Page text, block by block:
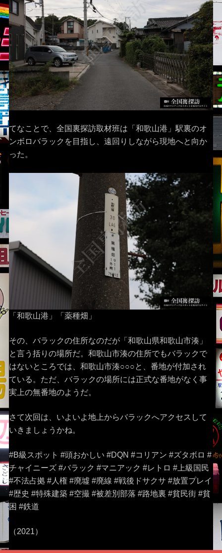
てなことで、全国裏探訪取材班は「和歌山港」駅裏のオ
ンボロバラックを目指し、遠回りしながら現地へと向か
った。
「和歌山港」「薬種畑」
その、バラックの住所なのだが「和歌山県和歌山市湊」
と言う括りの場所だ。和歌山市湊の住所でもバラックで
はないところでは、和歌山市湊○○○と、番地が付加され
ている。ただ、バラックの場所には正式な番地がなく事
実上の無番地のようだ。
さて次回は、いよいよ地上からバラックへアクセスして
いきましょうかね。
#B級スポット #頭おかしい #DQN #コリアン #ズタボロ #
チャイニーズ #バラック #マニアック #レトロ #上級国民
#不法占拠 #人権 #廃墟 #廃線 #戦後ドサクサ #放置プレイ
#歴史 #特殊建築 #空撮 #被差別部落 #路地裏 #貧民街 #貧
困 #鉄道
（2021）